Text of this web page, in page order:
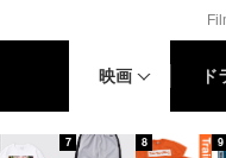
映画 ド
7 8 9